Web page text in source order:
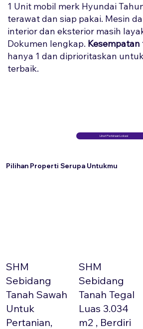
SHM
Sebidang
Tanah Sawah
Untuk
Pertanian,
SHM
Sebidang
Tanah Tegal
Luas 3.034
m2 , Berdiri
Pilihan Properti Serupa Untukmu
1 Unit mobil merk Hyundai
terawat dan siap pakai. Mesin
interior dan eksterior masih
Dokumen lengkap.
hanya 1 dan diprioritaskan
terbaik.
Lihat Perkiraan Lokasi